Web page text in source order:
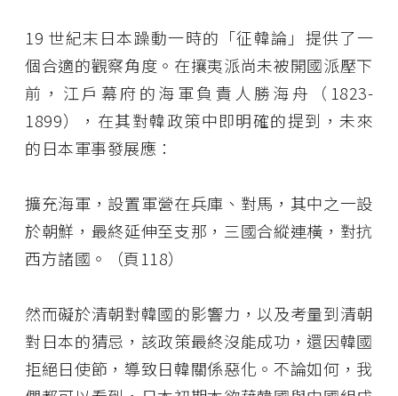
19 世紀末日本躁動一時的「征韓論」提供了一
個合適的觀察角度。在攘夷派尚未被開國派壓下
前，江戶幕府的海軍負責人勝海舟（1823-
1899），在其對韓政策中即明確的提到，未來
的日本軍事發展應：
擴充海軍，設置軍營在兵庫、對馬，其中之一設
於朝鮮，最終延伸至支那，三國合縱連橫，對抗
西方諸國。（頁118）
然而礙於清朝對韓國的影響力，以及考量到清朝
對日本的猜忌，該政策最終沒能成功，還因韓國
拒絕日使節，導致日韓關係惡化。不論如何，我